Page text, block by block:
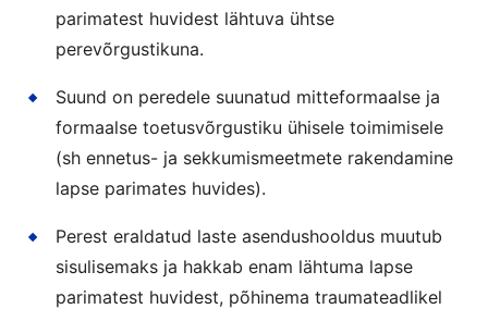
parimatest huvidest lähtuva ühtse
perevõrgustikuna.
Suund on peredele suunatud mitteformaalse ja
formaalse toetusvõrgustiku ühisele toimimisele
(sh ennetus- ja sekkumismeetmete rakendamine
lapse parimates huvides).
Perest eraldatud laste asendushooldus muutub
sisulisemaks ja hakkab enam lähtuma lapse
parimatest huvidest, põhinema traumateadlikel